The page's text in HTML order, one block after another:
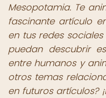
Mesopotamia. Te
fascinante artículo
en tus redes
puedan descubrir
entre humanos y
otros temas
en futuros artículos?